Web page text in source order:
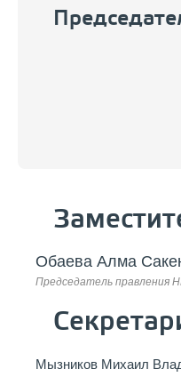
Обаева Алма
Председатель правления
Мызников Михаил